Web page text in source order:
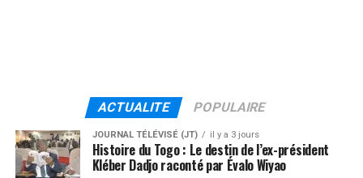
ACTUALITE POPULAIRE
JOURNAL TÉLÉVISÉ (JT) il y a 3 jours
Histoire du Togo : Le destin de l’ex-président
Kléber Dadjo raconté par Évalo Wiyao